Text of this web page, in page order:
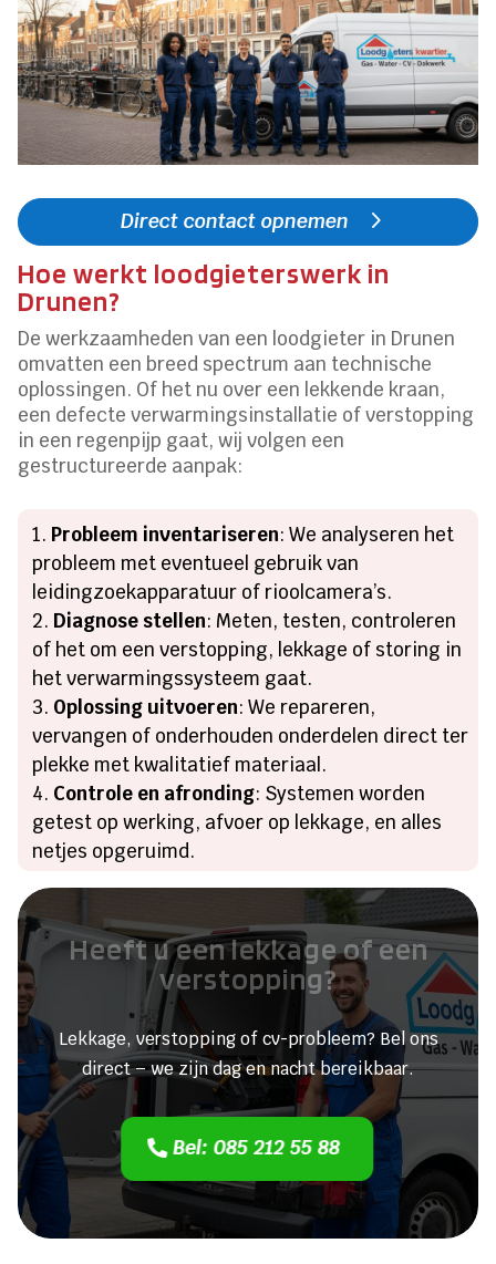
Direct contact opnemen
Hoe werkt loodgieterswerk in
Drunen?
De werkzaamheden van een loodgieter in Drunen
omvatten een breed spectrum aan technische
oplossingen. Of het nu over een lekkende kraan,
een defecte verwarmingsinstallatie of verstopping
in een regenpijp gaat, wij volgen een
gestructureerde aanpak:
Probleem inventariseren: We analyseren het
probleem met eventueel gebruik van
leidingzoekapparatuur of rioolcamera’s.
Diagnose stellen: Meten, testen, controleren
of het om een verstopping, lekkage of storing in
het verwarmingssysteem gaat.
Oplossing uitvoeren: We repareren,
vervangen of onderhouden onderdelen direct ter
plekke met kwalitatief materiaal.
Controle en afronding: Systemen worden
getest op werking, afvoer op lekkage, en alles
netjes opgeruimd.
Heeft u een lekkage of een
verstopping?
Lekkage, verstopping of cv-probleem? Bel ons
direct – we zijn dag en nacht bereikbaar.
Bel: 085 212 55 88